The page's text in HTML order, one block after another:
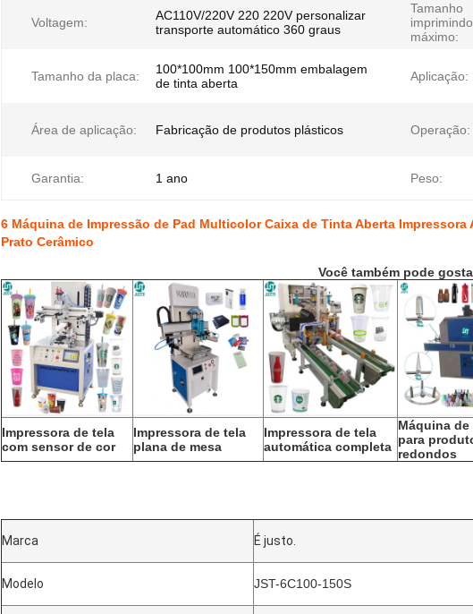
Voltagem:
AC110V/220V 220 220V personalizar
transporte automático 360 graus
Tamanho
imprimindo
máximo:
Tamanho da placa:
100*100mm 100*150mm embalagem
de tinta aberta
Aplicação:
Área de aplicação: Fabricação de produtos plásticos Operação:
Garantia: 1 ano Peso:
6 Máquina de Impressão de Pad Multicolor Caixa de Tinta Aberta
Prato Cerâmico
Você também pode
Impressora de tela
com sensor de cor
Impressora de tela
plana de mesa
Impressora de tela
automática completa
Máquina de
para
redondos
Marca É justo.
Modelo JST-6C100-150S